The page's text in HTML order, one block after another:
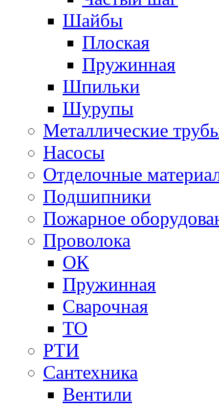
Шайбы
Плоская
Пружинная
Шпильки
Шурупы
Металлические
Насосы
Отделочные
Подшипники
Пожарное
Проволока
ОК
Пружинная
Сварочная
ТО
РТИ
Сантехника
Вентили